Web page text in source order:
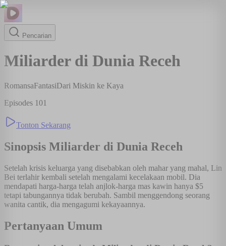
Pencarian
Miliarder di Dunia Receh
RomansaFantasiDari Miskin ke Kaya
Episodes 101
Tonton Sekarang
Sinopsis Miliarder di Dunia Receh
Setelah krisis keluarga yang disebabkan oleh mahar yang mahal, Lin
Bei terlahir kembali setelah mengalami kecelakaan mobil. Dia
mendapati harga-harga telah anjlok-harga mas kawin hanya $5
tetapi tabungannya tidak berubah. Sambil menggendong seorang
wanita cantik, dia mengagumi kekayaannya.
Pertanyaan Umum